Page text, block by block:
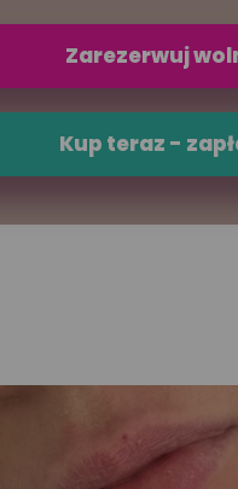
Zarezerwuj
Kup teraz -